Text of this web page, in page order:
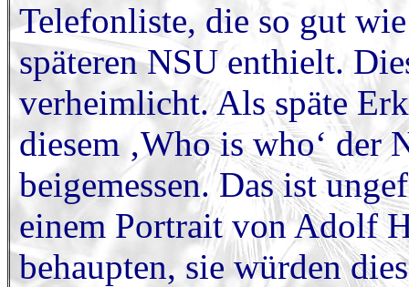
Telefonliste, die so gut
späteren NSU enthielt.
verheimlicht. Als späte
diesem ‚Who is who‘ der
beigemessen. Das ist
einem Portrait von Adolf
behaupten, sie würden